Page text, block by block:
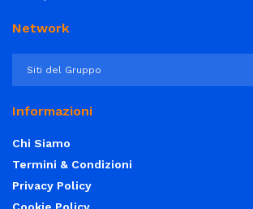
Network
Informazioni
Chi Siamo
Termini & Condizioni
Privacy Policy